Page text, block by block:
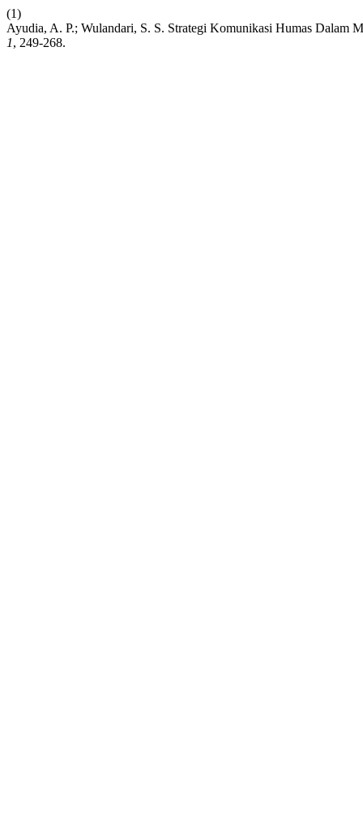
(1)
Ayudia, A. P.; Wulandari, S. S. Strategi Komunikasi Humas Dalam
1, 249-268.